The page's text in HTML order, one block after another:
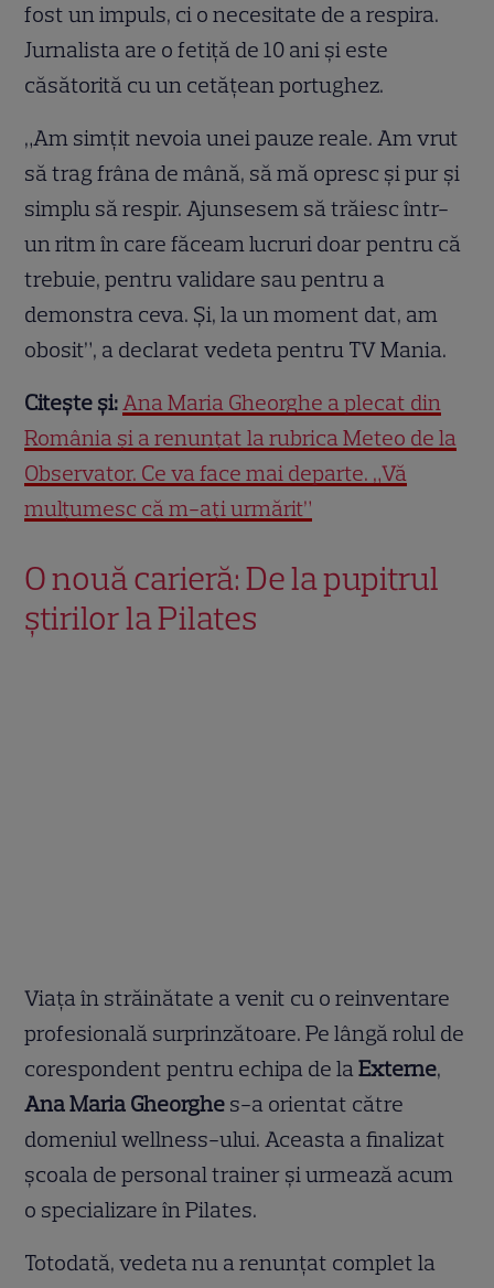
fost un impuls, ci o necesitate de a respira.
Jurnalista are o fetiță de 10 ani și este
căsătorită cu un cetățean portughez.
„Am simțit nevoia unei pauze reale. Am vrut
să trag frâna de mână, să mă opresc și pur și
simplu să respir. Ajunsesem să trăiesc într-
un ritm în care făceam lucruri doar pentru că
trebuie, pentru validare sau pentru a
demonstra ceva. Și, la un moment dat, am
obosit”, a declarat vedeta pentru TV Mania.
Citește și:Ana Maria Gheorghe a plecat din
România și a renunțat la rubrica Meteo de la
Observator. Ce va face mai departe. „Vă
mulțumesc că m-ați urmărit”
O nouă carieră: De la pupitrul
știrilor la Pilates
Viața în străinătate a venit cu o reinventare
profesională surprinzătoare. Pe lângă rolul de
corespondent pentru echipa de laExterne,
Ana Maria Gheorghe s-a orientat către
domeniul wellness-ului. Aceasta a finalizat
școala de personal trainer și urmează acum
o specializare în Pilates.
Totodată, vedeta nu a renunțat complet la